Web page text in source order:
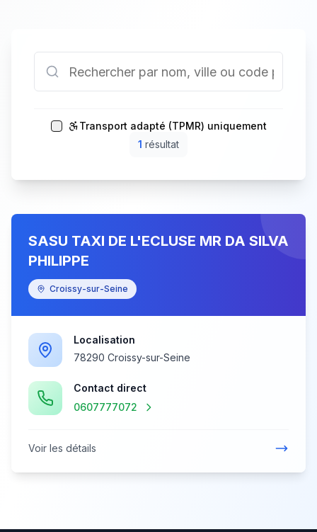
Transport adapté (TPMR) uniquement
1 résultat
SASU TAXI DE L'ECLUSE MR DA SILVA
PHILIPPE
Croissy-sur-Seine
Localisation
78290 Croissy-sur-Seine
Contact direct
0607777072
Voir les détails